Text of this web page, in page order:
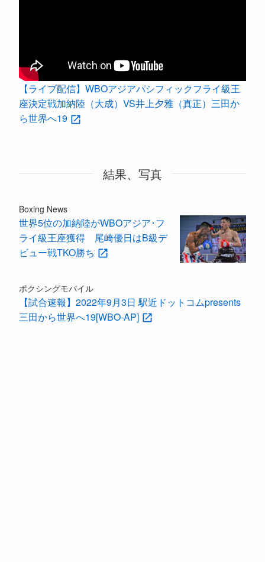
【ライブ配信】WBOアジアパシフィックフライ級王
座決定戦加納陸（大成）VS井上夕雅（真正）三田か
ら世界へ19
結果、写真
Boxing News
世界5位の加納陸がWBOアジア･フ
ライ級王座獲得 尾崎優日はB級デ
ビュー戦TKO勝ち
ボクシングモバイル
【試合速報】2022年9月3日 駅近ドットコムpresents
三田から世界へ19[WBO-AP]